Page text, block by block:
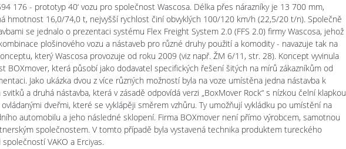
176 - prototyp 40‘ vozu pro společnost Wascosa. Délka přes nárazníky je 13 700 mm,
hmotnost 16,0/74,0 t, nejvyšší rychlost činí obvyklých 100/120 km/h (22,5/20 t/n). Společně
se jednalo o prezentaci systému Flex Freight System 2.0 (FFS 2.0) firmy Wascosa, jehož
plošinového vozu a nástaveb pro různé druhy použití a komodity - navazuje tak na
který Wascosa provozuje od roku 2009 (viz např. ŽM 6/11, str. 28). Koncept vyvinula
BOXmover, která působí jako dodavatel specifických řešení šitých na mírů zákazníkům od
Jako ukázka dvou z více různých možností byla na voze umístěna jedna nástavba k
a druhá nástavba, která v zásadě odpovídá verzi „BoxMover Rock“ s nízkou čelní klapkou
dveřmi, které se vyklápěji směrem vzhůru. Ty umožňují vykládku po umístění na
automobilu a jeho následné sklopení. Firma BOXmover není přímo výrobcem, samotnou
společnostem. V tomto případě byla vystavená technika produktem tureckého
VAKO a Erciyas.